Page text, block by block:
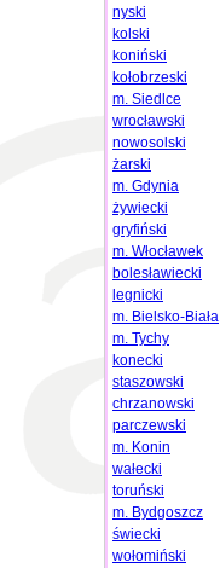
nyski
kolski
koniński
kołobrzeski
m. Siedlce
wrocławski
nowosolski
żarski
m. Gdynia
żywiecki
gryfiński
m. Włocławek
bolesławiecki
legnicki
m. Bielsko-Biała
m. Tychy
konecki
staszowski
chrzanowski
parczewski
m. Konin
wałecki
toruński
m. Bydgoszcz
świecki
wołomiński